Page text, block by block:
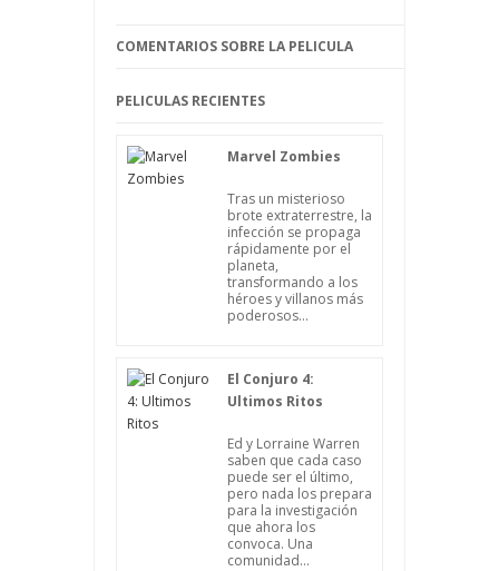
COMENTARIOS SOBRE LA PELICULA
PELICULAS RECIENTES
Marvel Zombies
Tras un misterioso
brote extraterrestre, la
infección se propaga
rápidamente por el
planeta,
transformando a los
héroes y villanos más
poderosos...
El Conjuro 4:
Ultimos Ritos
Ed y Lorraine Warren
saben que cada caso
puede ser el último,
pero nada los prepara
para la investigación
que ahora los
convoca. Una
comunidad...